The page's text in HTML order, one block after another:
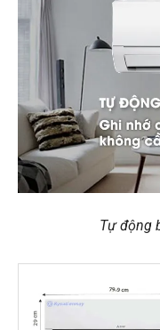
Tự động